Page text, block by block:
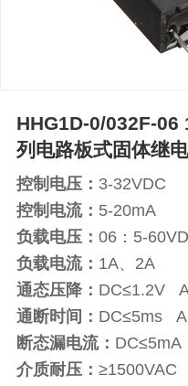
HHG1D-0/032F-06
列电路板式固体继
控制电压： 3-32VDC
控制电流： 5-20mA
负载电压： 06：5-
负载电流： 1A、2A
通态压降： DC≤1.2V
通断时间： DC≤5ms
断态漏电流：
介质耐压： ≥1500VAC